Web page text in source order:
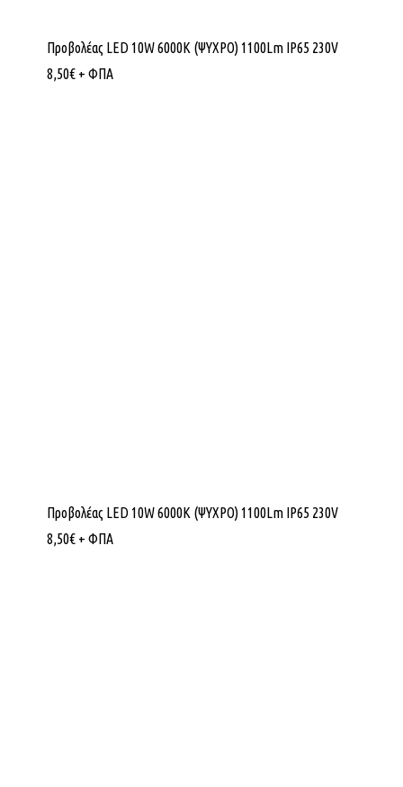
Προβολέας LED 10W 6000K (ΨΥΧΡΟ) 1100Lm IP65 230V
8,50€ + ΦΠΑ
Προβολέας LED 10W 6000K (ΨΥΧΡΟ) 1100Lm IP65 230V
8,50€ + ΦΠΑ